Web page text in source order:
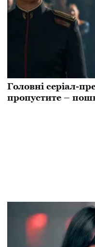
Головні серіал-
пропустите –